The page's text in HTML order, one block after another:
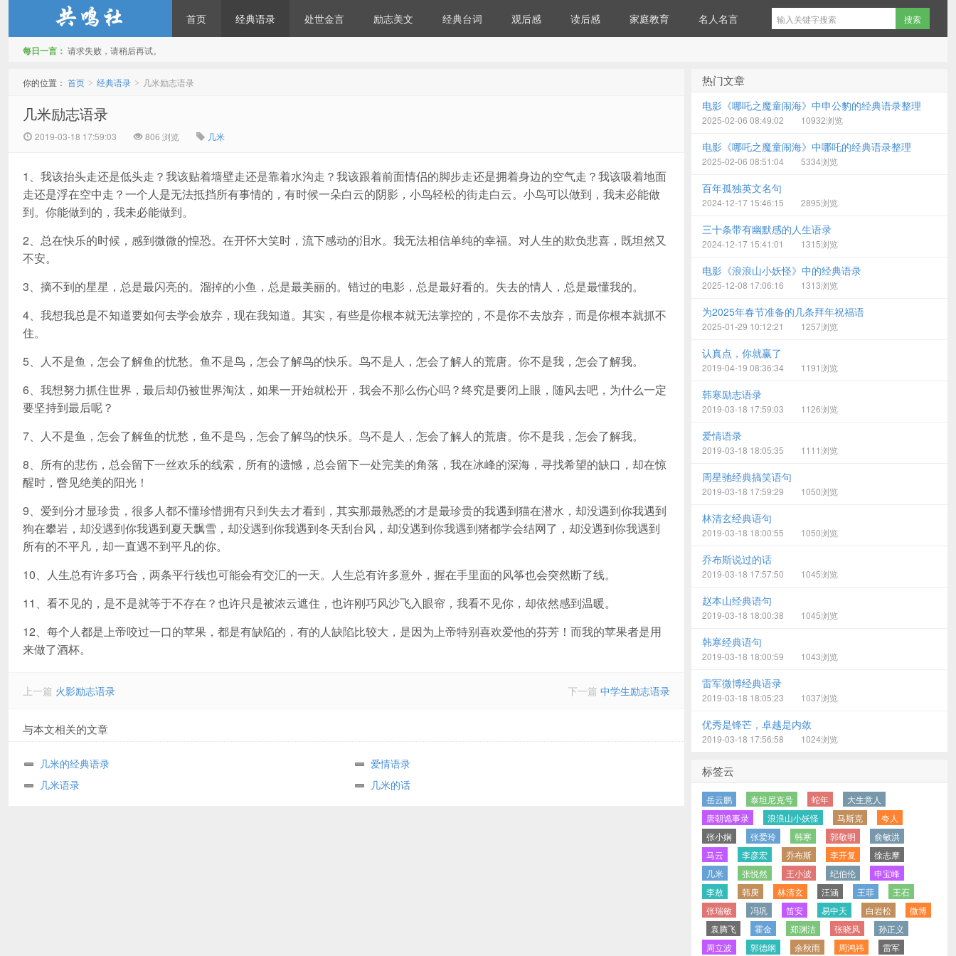
首页 经典语录 处世金言 励志美文 经典台词 观后感 读后感 家庭教育 名人名言
每日一言： 请求失败，请稍后再试。
你的位置： 首页 > 经典语录 > 几米励志语录
几米励志语录
2019-03-18 17:59:03 806 浏览 几米
1、我该抬头走还是低头走？我该贴着墙壁走还是靠着水沟走？我该跟着前面情侣的脚步走还是拥着身边的空气走？我该吸着地面
走还是浮在空中走？一个人是无法抵挡所有事情的，有时候一朵白云的阴影，小鸟轻松的街走白云。小鸟可以做到，我未必能做
到。你能做到的，我未必能做到。
2、总在快乐的时候，感到微微的惶恐。在开怀大笑时，流下感动的泪水。我无法相信单纯的幸福。对人生的欺负悲喜，既坦然又
不安。
3、摘不到的星星，总是最闪亮的。溜掉的小鱼，总是最美丽的。错过的电影，总是最好看的。失去的情人，总是最懂我的。
4、我想我总是不知道要如何去学会放弃，现在我知道。其实，有些是你根本就无法掌控的，不是你不去放弃，而是你根本就抓不
住。
5、人不是鱼，怎会了解鱼的忧愁。鱼不是鸟，怎会了解鸟的快乐。鸟不是人，怎会了解人的荒唐。你不是我，怎会了解我。
6、我想努力抓住世界，最后却仍被世界淘汰，如果一开始就松开，我会不那么伤心吗？终究是要闭上眼，随风去吧，为什么一定
要坚持到最后呢？
7、人不是鱼，怎会了解鱼的忧愁，鱼不是鸟，怎会了解鸟的快乐。鸟不是人，怎会了解人的荒唐。你不是我，怎会了解我。
8、所有的悲伤，总会留下一丝欢乐的线索，所有的遗憾，总会留下一处完美的角落，我在冰峰的深海，寻找希望的缺口，却在惊
醒时，瞥见绝美的阳光！
9、爱到分才显珍贵，很多人都不懂珍惜拥有只到失去才看到，其实那最熟悉的才是最珍贵的我遇到猫在潜水，却没遇到你我遇到
狗在攀岩，却没遇到你我遇到夏天飘雪，却没遇到你我遇到冬天刮台风，却没遇到你我遇到猪都学会结网了，却没遇到你我遇到
所有的不平凡，却一直遇不到平凡的你。
10、人生总有许多巧合，两条平行线也可能会有交汇的一天。人生总有许多意外，握在手里面的风筝也会突然断了线。
11、看不见的，是不是就等于不存在？也许只是被浓云遮住，也许刚巧风沙飞入眼帘，我看不见你，却依然感到温暖。
12、每个人都是上帝咬过一口的苹果，都是有缺陷的，有的人缺陷比较大，是因为上帝特别喜欢爱他的芬芳！而我的苹果者是用
来做了酒杯。
上一篇 火影励志语录 下一篇 中学生励志语录
与本文相关的文章
几米的经典语录
爱情语录
几米语录
几米的话
热门文章
电影《哪吒之魔童闹海》中申公豹的经典语录整理
2025-02-06 08:49:02 10932浏览
电影《哪吒之魔童闹海》中哪吒的经典语录整理
2025-02-06 08:51:04 5334浏览
百年孤独英文名句
2024-12-17 15:46:15 2895浏览
三十条带有幽默感的人生语录
2024-12-17 15:41:01 1315浏览
电影《浪浪山小妖怪》中的经典语录
2025-12-08 17:06:16 1313浏览
为2025年春节准备的几条拜年祝福语
2025-01-29 10:12:21 1257浏览
认真点，你就赢了
2019-04-19 08:36:34 1191浏览
韩寒励志语录
2019-03-18 17:59:03 1126浏览
爱情语录
2019-03-18 18:05:35 1111浏览
周星驰经典搞笑语句
2019-03-18 17:59:29 1050浏览
林清玄经典语句
2019-03-18 18:00:55 1050浏览
乔布斯说过的话
2019-03-18 17:57:50 1045浏览
赵本山经典语句
2019-03-18 18:00:38 1045浏览
韩寒经典语句
2019-03-18 18:00:59 1043浏览
雷军微博经典语录
2019-03-18 18:05:23 1037浏览
优秀是锋芒，卓越是内敛
2019-03-18 17:56:58 1024浏览
标签云
岳云鹏 泰坦尼克号 蛇年
大生意人
唐朝诡事录
浪浪山小妖怪 马斯克
夸人
张小娴
张爱玲 韩寒 郭敬明
俞敏洪
马云
李彦宏 乔布斯 李开复
徐志摩
几米
张悦然 王小波 纪伯伦
申宝峰
李敖
韩庚 林清玄 汪涵 王菲
王石
张瑞敏
冯巩 笛安 易中天 白岩松
微博
袁腾飞
霍金 郑渊洁 张晓风
孙正义
周立波
郭德纲 余秋雨 周鸿祎 雷军